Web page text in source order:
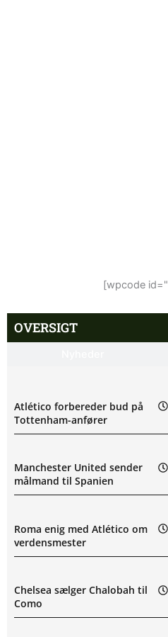
[wpcode
OVERSIGT
Atlético forbereder bud på
Tottenham-anfører
Manchester United sender
målmand til Spanien
Roma enig med Atlético om
verdensmester
Chelsea sælger Chalobah til
Como